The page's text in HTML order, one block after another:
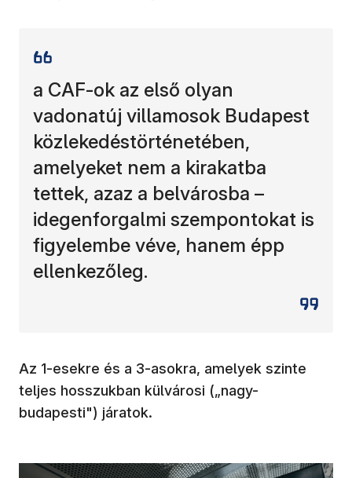
a CAF-ok az első olyan
vadonatúj villamosok Budapest
közlekedéstörténetében,
amelyeket nem a kirakatba
tettek, azaz a belvárosba –
idegenforgalmi szempontokat is
figyelembe véve, hanem épp
ellenkezőleg.
Az 1-esekre és a 3-asokra, amelyek szinte
teljes hosszukban külvárosi („nagy-
budapesti") járatok.